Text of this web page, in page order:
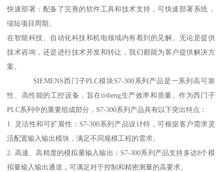
快速部署：配备了完善的软件工具和技术支持，可快速部署系统，
缩短项目周期。
在智能科技、自动化科技和机电领域内有着到的见解。无论是提供
技术咨询，还是进行技术开发和转让，我们都能为客户提供解决方
案。
SIEMENS西门子PLC模块S7-300系列产品是一系列高可靠
性、高性能的工控设备，旨在tisheng生产效率和质量。作为西门子
PLC系列中的重要组成部分，S7-300系列产品具有以下突出特点：
1. 灵活性和可扩展性：S7-300系列产品设计特，可根据客户需求灵
活配置输入输出模块，满足不同规模工程的需求。
2. 高速、高精度的模拟量输入输出：S7-300系列产品支持多达8个模
拟量输入输出通道，可满足对于控制和精密测量的高要求。